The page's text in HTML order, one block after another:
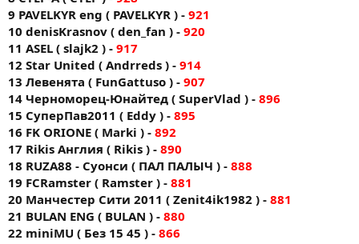
9 PAVELKYR eng ( PAVELKYR ) - 921
10 denisKrasnov ( den_fan ) - 920
11 ASEL ( slajk2 ) - 917
12 Star United ( Andrreds ) - 914
13 Левенята ( FunGattuso ) - 907
14 Черноморец-Юнайтед ( SuperVlad ) - 896
15 СуперПав2011 ( Eddy ) - 895
16 FK ORIONE ( Markі ) - 892
17 Rikis Англия ( Rikis ) - 890
18 RUZA88 - Суонси ( ПАЛ ПАЛЫЧ ) - 888
19 FCRamster ( Ramster ) - 881
20 Манчестер Сити 2011 ( Zenit4ik1982 ) - 881
21 BULAN ENG ( BULAN ) - 880
22 miniMU ( Без 15 45 ) - 866